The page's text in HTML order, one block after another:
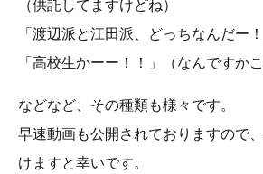
（供託してますけどね）
「渡辺派と江田派、どっちなんだー
「高校生かーー！！」（なんですか
などなど、その種類も様々です。
早速動画も公開されておりますので
けますと幸いです。